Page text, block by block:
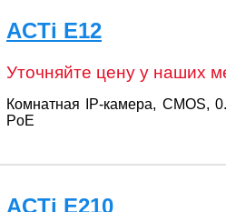
ACTi E12
Уточняйте цену у наших
Комнатная IP-камера, CMOS,
PoE
ACTi E210